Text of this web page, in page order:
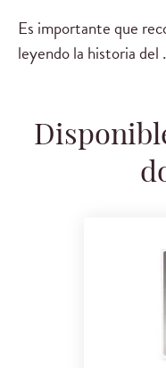
Es importante que
leyendo la historia del